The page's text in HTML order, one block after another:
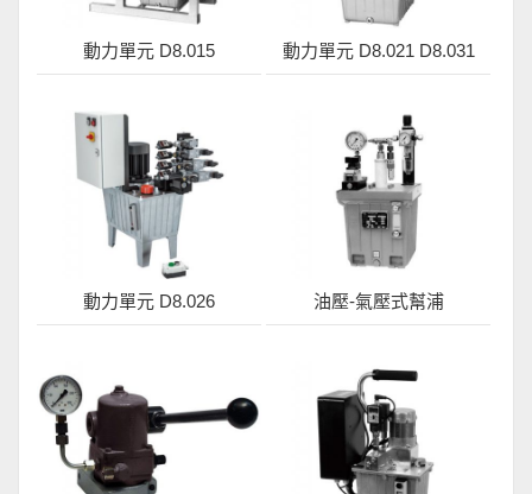
動力單元 D8.015 動力單元 D8.021 D8.031
動力單元 D8.026 油壓-氣壓式幫浦